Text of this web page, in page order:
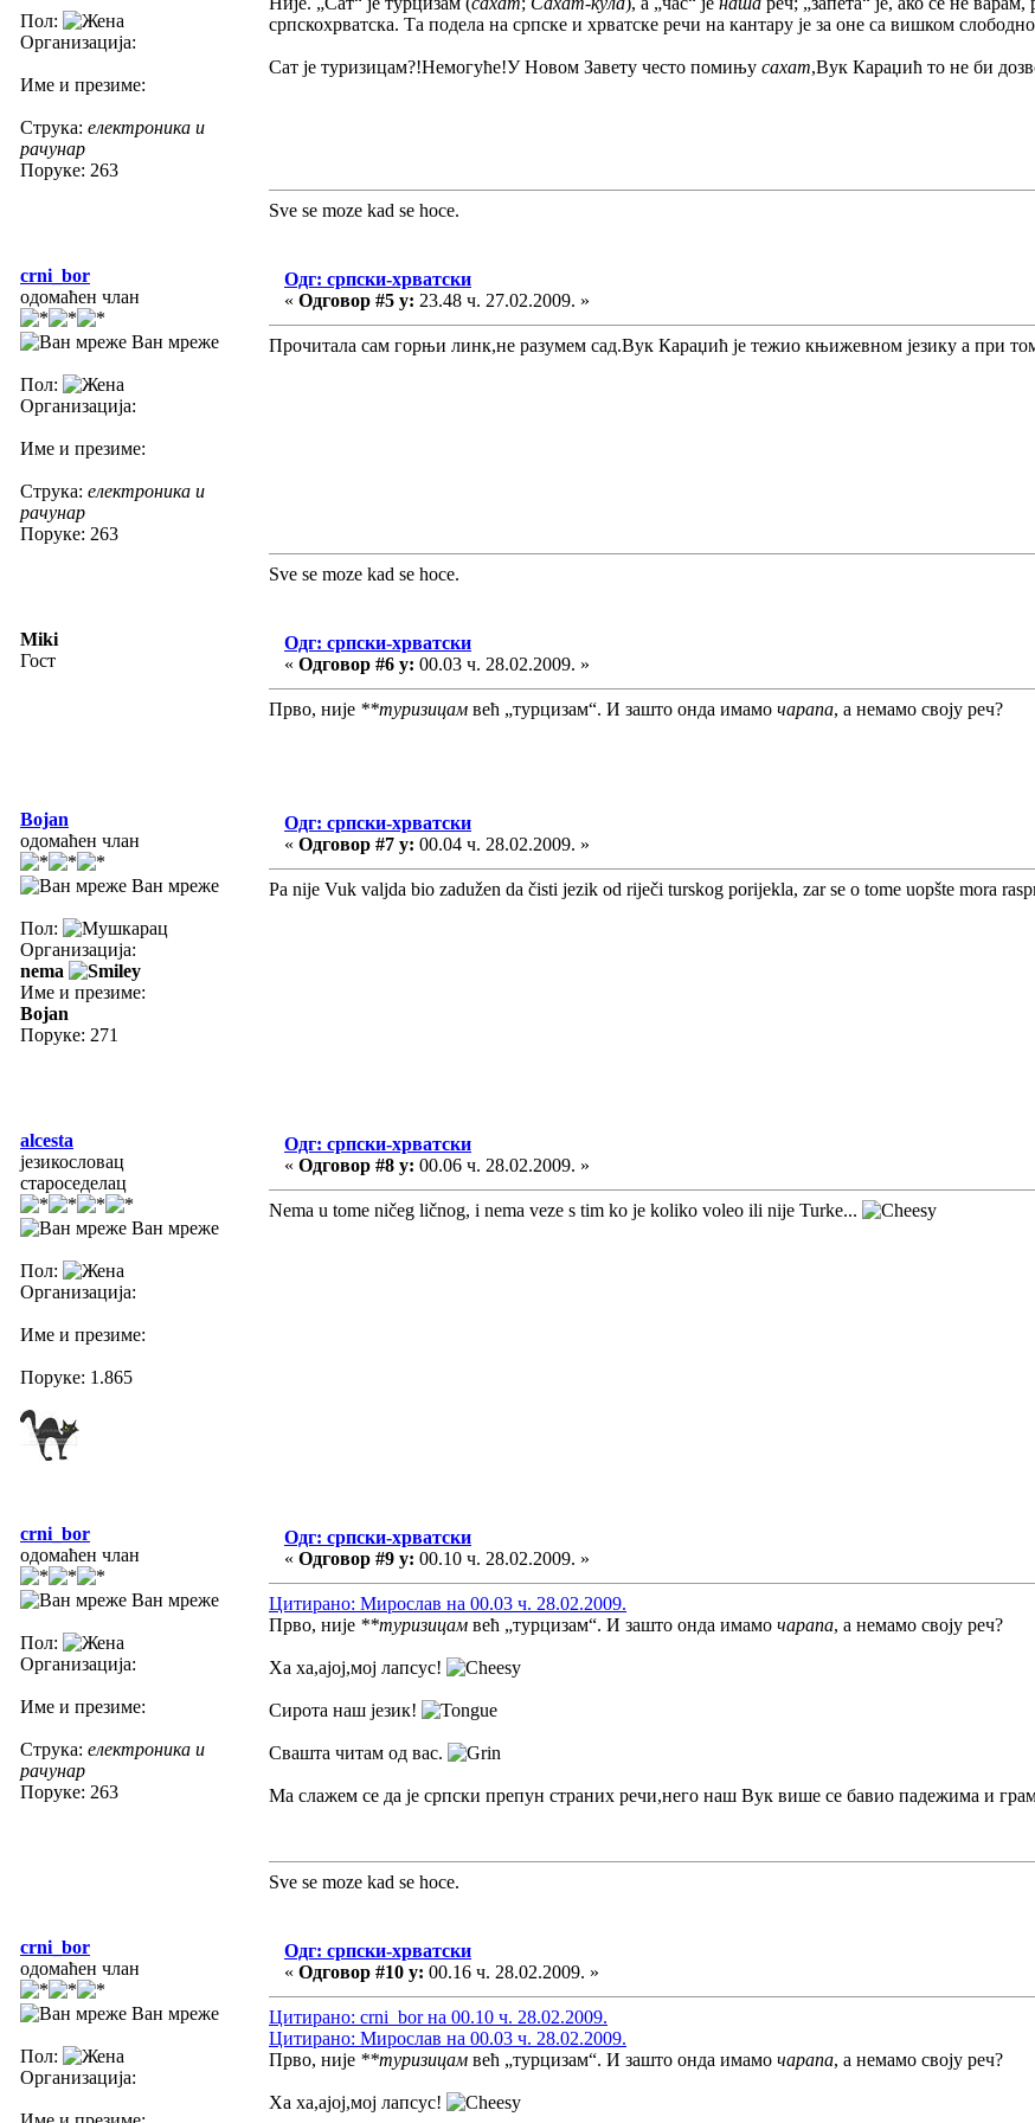
Пол:
Организација:
Име и презиме:
Струка: електроника и
рачунар
Поруке: 263
српскохрватска. Та подела на српске и хрватске речи на кантару је за оне са вишком
Сат је туризицам?!Немогуће!У Новом Завету често помињу сахат,Вук Караџић то не би
Sve se moze kad se hoce.
crni_bor
одомаћен члан
Ван мреже
Пол:
Организација:
Име и презиме:
Струка: електроника и
рачунар
Поруке: 263
Одг: српски-хрватски
« Одговор #5 у: 23.48 ч. 27.02.2009. »
Прочитала сам горњи линк,не разумем сад.Вук Караџић је тежио књижевном језику а при
Sve se moze kad se hoce.
Miki
Гост
Одг: српски-хрватски
« Одговор #6 у: 00.03 ч. 28.02.2009. »
Прво, није **туризицам већ „турцизам“. И зашто онда имамо чарапа, а немамо своју реч?
Bojan
одомаћен члан
Ван мреже
Пол:
Организација:
nema
Име и презиме:
Bojan
Поруке: 271
Одг: српски-хрватски
« Одговор #7 у: 00.04 ч. 28.02.2009. »
Pa nije Vuk valjda bio zadužen da čisti jezik od riječi turskog porijekla, zar se o tome uopšte mora
alcesta
језикословац
староседелац
Ван мреже
Пол:
Организација:
Име и презиме:
Поруке: 1.865
Одг: српски-хрватски
« Одговор #8 у: 00.06 ч. 28.02.2009. »
Nema u tome ničeg ličnog, i nema veze s tim ko je koliko voleo ili nije Turke...
crni_bor
одомаћен члан
Ван мреже
Пол:
Организација:
Име и презиме:
Струка: електроника и
рачунар
Поруке: 263
Одг: српски-хрватски
« Одговор #9 у: 00.10 ч. 28.02.2009. »
Цитирано: Мирослав на 00.03 ч. 28.02.2009.
Прво, није **туризицам већ „турцизам“. И зашто онда имамо чарапа, а немамо своју реч?
Ха ха,ајој,мој лапсус!
Сирота наш језик!
Свашта читам од вас.
Ма слажем се да је српски препун страних речи,него наш Вук више се бавио падежима и
Sve se moze kad se hoce.
crni_bor
одомаћен члан
Ван мреже
Пол:
Организација:
Одг: српски-хрватски
« Одговор #10 у: 00.16 ч. 28.02.2009. »
Цитирано: crni_bor на 00.10 ч. 28.02.2009.
Цитирано: Мирослав на 00.03 ч. 28.02.2009.
Прво, није **туризицам већ „турцизам“. И зашто онда имамо чарапа, а немамо своју реч?
Ха ха,ајој,мој лапсус!